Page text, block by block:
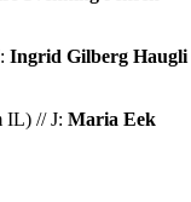
Ingrid Gilberg Haugli
IL) // J: Maria Eek